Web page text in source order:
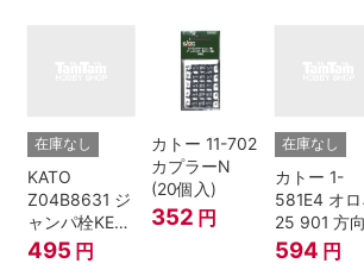
在庫なし
KATO
Z04B8631 ジ
ャンパ栓KE76
濃青 ランナー
495 円
カトー 11-702
カプラーN
(20個入)
352 円
在庫なし
カトー 1-
581E4 オロ
25 901 方向
幕 4両分
594 円